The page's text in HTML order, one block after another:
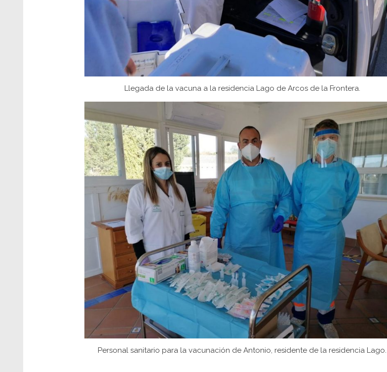
Llegada de la vacuna a la residencia Lago de Arcos de la Frontera.
Personal sanitario para la vacunación de Antonio, residente de la residencia Lago.